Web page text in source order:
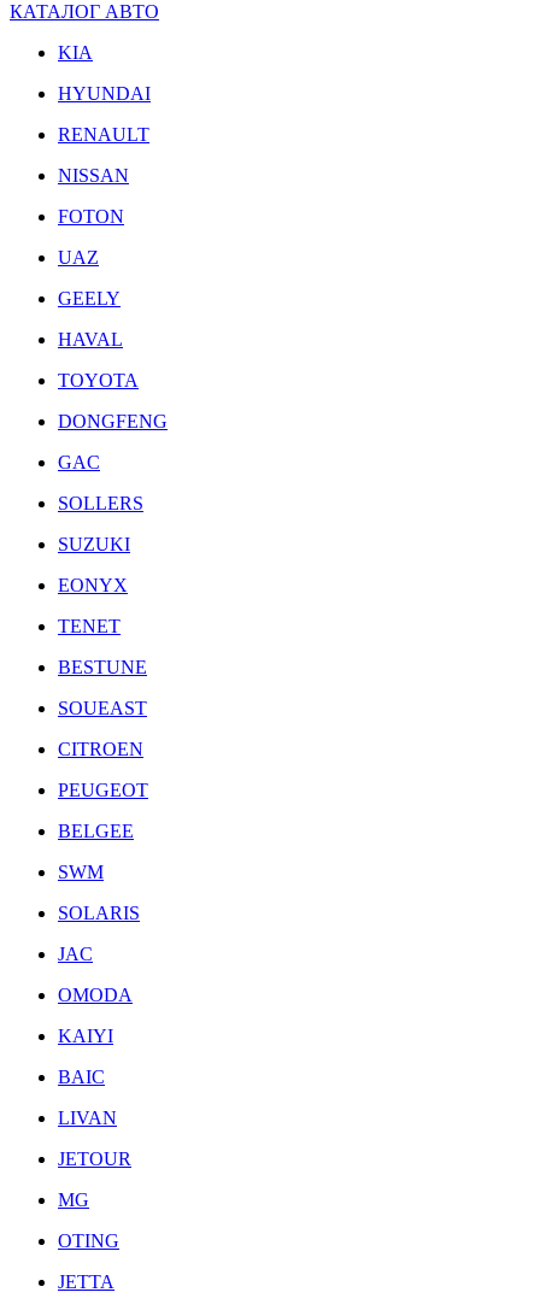
КАТАЛОГ АВТО
KIA
HYUNDAI
RENAULT
NISSAN
FOTON
UAZ
GEELY
HAVAL
TOYOTA
DONGFENG
GAC
SOLLERS
SUZUKI
EONYX
TENET
BESTUNE
SOUEAST
CITROEN
PEUGEOT
BELGEE
SWM
SOLARIS
JAC
OMODA
KAIYI
BAIC
LIVAN
JETOUR
MG
OTING
JETTA